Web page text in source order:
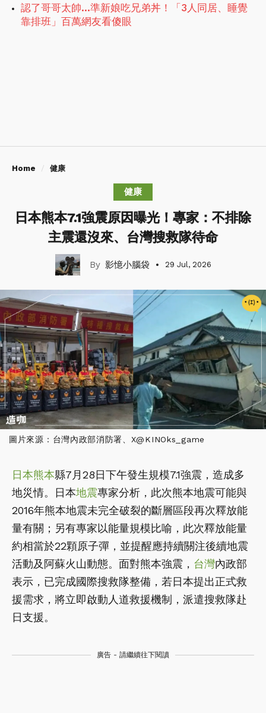
認了哥哥太帥…準新娘吃兄弟丼！「3人同居、睡覺
靠排班」百萬網友看傻眼
Home 健康
健康
日本熊本7.1強震原因曝光！專家：不排除
主震還沒來、台灣搜救隊待命
影憶小腦袋 29 Jul, 2026
圖片來源：台灣內政部消防署、X@KINOks_game
日本熊本縣7月28日下午發生規模7.1強震，造成多
地災情。日本地震專家分析，此次熊本地震可能與
2016年熊本地震未完全破裂的斷層區段再次釋放能
量有關；另有專家以能量規模比喻，此次釋放能量
約相當於22顆原子彈，並提醒應持續關注後續地震
活動及阿蘇火山動態。面對熊本強震， 台灣內政部
表示，已完成國際搜救隊整備，若日本提出正式救
援需求，將立即啟動人道救援機制，派遣搜救隊赴
日支援。
廣告 - 請繼續往下閱讀